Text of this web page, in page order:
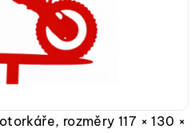
rozměry 117 × 130 ×